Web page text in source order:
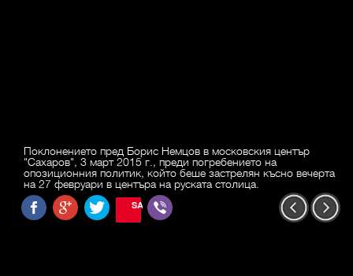
Поклонението пред Борис Немцов в московския център
"Сахаров", 3 март 2015 г., преди погребението на
опозиционния политик, който беше застрелян късно вечерта
на 27 февруари в центъра на руската столица.
SAVE